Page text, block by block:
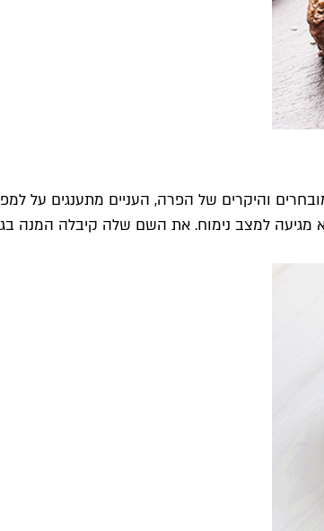
למצב נימוח. את השם שלה קיבלה המנה